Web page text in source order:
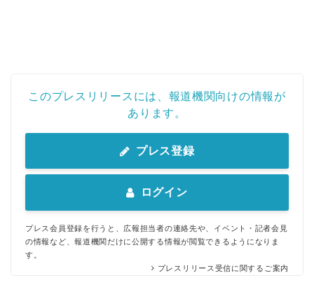
このプレスリリースには、報道機関向けの情報が
あります。
プレス登録
ログイン
プレス会員登録を行うと、広報担当者の連絡先や、イベント・記者会見
の情報など、報道機関だけに公開する情報が閲覧できるようになりま
す。
プレスリリース受信に関するご案内